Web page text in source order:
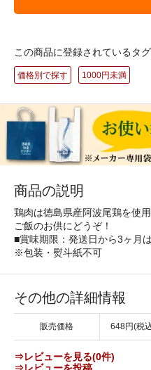
この商品に登録されているタグ
価格別で探す 1000円未満
商品の説明
鶏肉は徳島県産阿波尾鶏を使用
ご飯のお供にどうぞ！
■賞味期限：発送日から3ヶ月
※包装・熨斗紙不可
その他の詳細情報
販売価格 648円(税
⇒レビューを見る(0件)